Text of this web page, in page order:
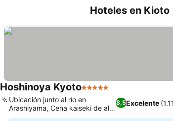
Hoteles en
Hoshinoya Kyoto5 Estrellas
8,5Excelente
Ubicación junto al río en
Arashiyama, Cena kaiseki de alta
cocina